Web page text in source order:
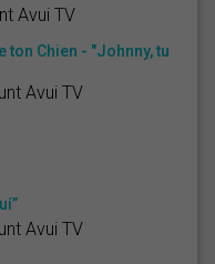
Avui TV
ton Chien - "Johnny, tu
Avui TV
Avui TV